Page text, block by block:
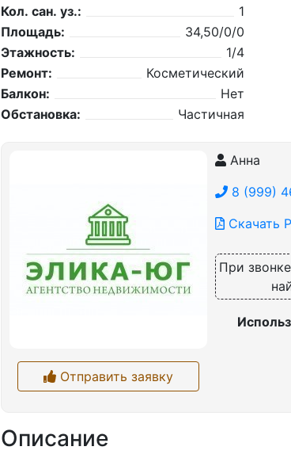
Кол. сан. уз.:
1
Площадь:
34,50/0/0
Этажность:
1/4
Ремонт:
Косметический
Балкон:
Нет
Обстановка:
Частичная
Отправить заявку
Анна
8 (999)
Скачать
При
Описание